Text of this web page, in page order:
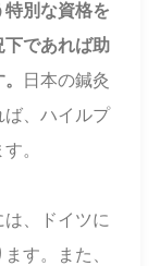
別な資格を
下であれば助
日本の鍼灸
ば、ハイルプ
。
、ドイツに
す。また、